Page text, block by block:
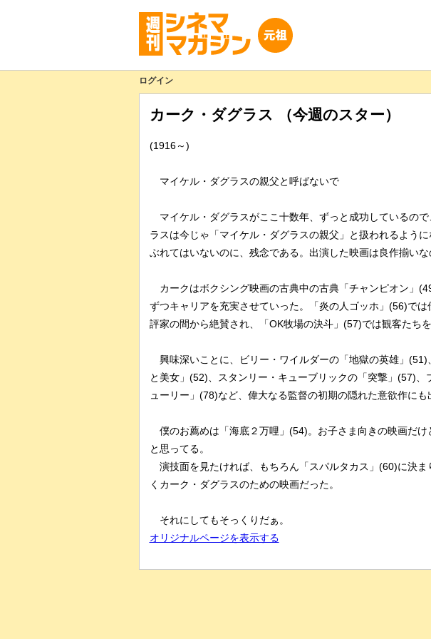
ログイン
カーク・ダグラス （今週のスター）
(1916～)
マイケル・ダグラスの親父と呼ばないで
マイケル・ダグラスがここ十数年、ずっと成功しているの
ラスは今じゃ「マイケル・ダグラスの親父」と扱われるよう
ぶれてはいないのに、残念である。出演した映画は良作揃いな
カークはボクシング映画の古典中の古典「チャンピオン」
ずつキャリアを充実させていった。「炎の人ゴッホ」(56)で
評家の間から絶賛され、「OK牧場の決斗」(57)では観客たち
興味深いことに、ビリー・ワイルダーの「地獄の英雄」(51)
と美女」(52)、スタンリー・キューブリックの「突撃」(57)、
ューリー」(78)など、偉大なる監督の初期の隠れた意欲作にも
僕のお薦めは「海底２万哩」(54)。お子さま向きの映画だけ
と思ってる。
演技面を見たければ、もちろん「スパルタカス」(60)に決ま
くカーク・ダグラスのための映画だった。
それにしてもそっくりだぁ。
オリジナルページを表示する